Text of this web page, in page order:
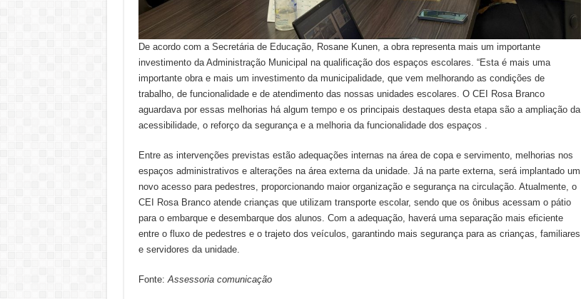
De acordo com a Secretária de Educação, Rosane Kunen, a obra representa mais um importante
investimento da Administração Municipal na qualificação dos espaços escolares. “Esta é mais uma
importante obra e mais um investimento da municipalidade, que vem melhorando as condições de
trabalho, de funcionalidade e de atendimento das nossas unidades escolares. O CEI Rosa Branco
aguardava por essas melhorias há algum tempo e os principais destaques desta etapa são a ampliação da
acessibilidade, o reforço da segurança e a melhoria da funcionalidade dos espaços .
Entre as intervenções previstas estão adequações internas na área de copa e servimento, melhorias nos
espaços administrativos e alterações na área externa da unidade. Já na parte externa, será implantado um
novo acesso para pedestres, proporcionando maior organização e segurança na circulação. Atualmente, o
CEI Rosa Branco atende crianças que utilizam transporte escolar, sendo que os ônibus acessam o pátio
para o embarque e desembarque dos alunos. Com a adequação, haverá uma separação mais eficiente
entre o fluxo de pedestres e o trajeto dos veículos, garantindo mais segurança para as crianças, familiares
e servidores da unidade.
Fonte:Assessoria comunicação